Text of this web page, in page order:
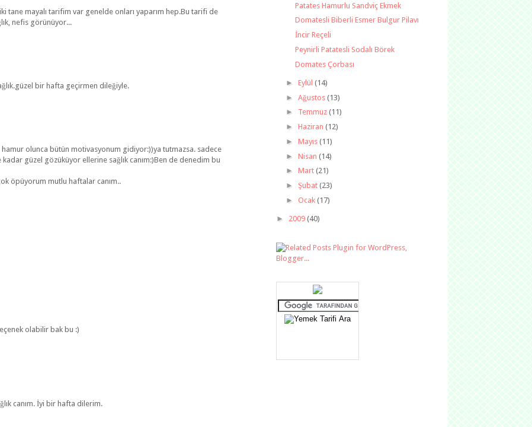
tane mayalı tarifim var genelde onları yaparım hep.Bu tarifi de
nefis görünüyor...
bir hafta geçirmen dileğiyle.
olunca bütün motivasyonum gidiyor:))ya tutmazsa. sadece
kadar güzel gözüküyor ellerine sağlık canım:)Ben de denedim bu
öpüyorum mutlu haftalar canım..
olabilir bak bu :)
canım. İyi bir hafta dilerim.
Patates Hamurlu Sandviç Ekmek
Domatesli Biberli Esmer Bulgur Pilavı
İncir Reçeli
Peynirli Patatesli Sodalı Börek
Domates Çorbası
► Eylül (14)
► Ağustos (13)
► Temmuz (11)
► Haziran (12)
► Mayıs (11)
► Nisan (14)
► Mart (21)
► Şubat (23)
► Ocak (17)
► 2009 (40)